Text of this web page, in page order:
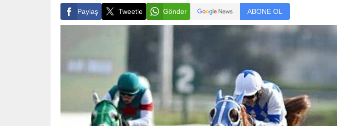
Paylaş Tweetle Gönder ABONE OL